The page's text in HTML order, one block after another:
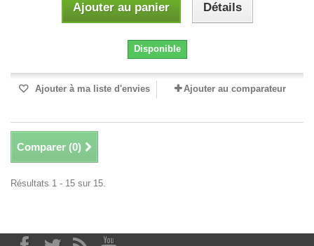
Ajouter au panier Détails
Disponible
Ajouter à ma liste d'envies Ajouter au comparateur
Comparer (0)
Résultats 1 - 15 sur 15.